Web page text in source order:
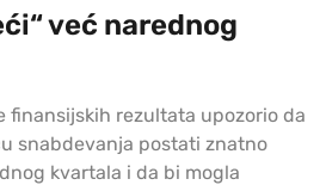
već narednog
finansijskih rezultata upozorio da
snabdevanja postati znatno
kvartala i da bi mogla